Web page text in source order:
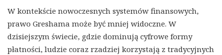
W kontekście nowoczesnych systemów finansowych,
prawo Greshama może być mniej widoczne. W
dzisiejszym świecie, gdzie dominują cyfrowe formy
płatności, ludzie coraz rzadziej korzystają z tradycyjnych